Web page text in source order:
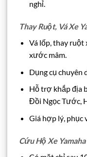
nghỉ.
Thay Ruột, Vá Xe
Vá lốp, thay ruột
xước mâm.
Dụng cụ chuyên
Hỗ trợ khắp địa
Đồi Ngọc Tước,
Giá hợp lý, phục
Cứu Hộ Xe